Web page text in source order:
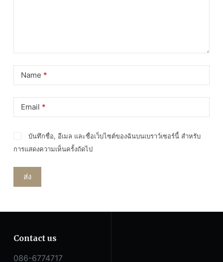
Name *
Email *
บันทึกชื่อ, อีเมล และชื่อเว็บไซต์ของฉันบนเบราว์เซอร์นี้ สำหรับ
การแสดงความเห็นครั้งถัดไป
ส่ง
Contact us
086-6774717